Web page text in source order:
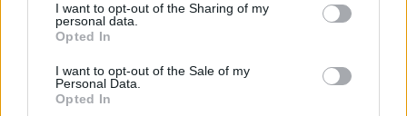
I want to opt-out of the Sharing of my
personal data.
Opted In
I want to opt-out of the Sale of my
Personal Data.
Opted In
Zachód ostrzega przed nowym ruchem
Rosji. Są zwiastuny akcji poza Ukrainą